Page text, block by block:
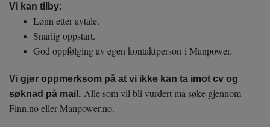
Vi kan tilby:
Lønn etter avtale.
Snarlig oppstart.
God oppfølging av egen kontaktperson i Manpower.
Vi gjør oppmerksom på at vi ikke kan ta imot cv og
søknad på mail. Alle som vil bli vurdert må søke gjennom
Finn.no eller Manpower.no.